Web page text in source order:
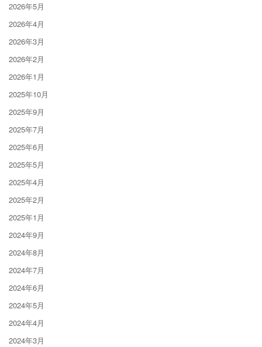
2026年5月
2026年4月
2026年3月
2026年2月
2026年1月
2025年10月
2025年9月
2025年7月
2025年6月
2025年5月
2025年4月
2025年2月
2025年1月
2024年9月
2024年8月
2024年7月
2024年6月
2024年5月
2024年4月
2024年3月